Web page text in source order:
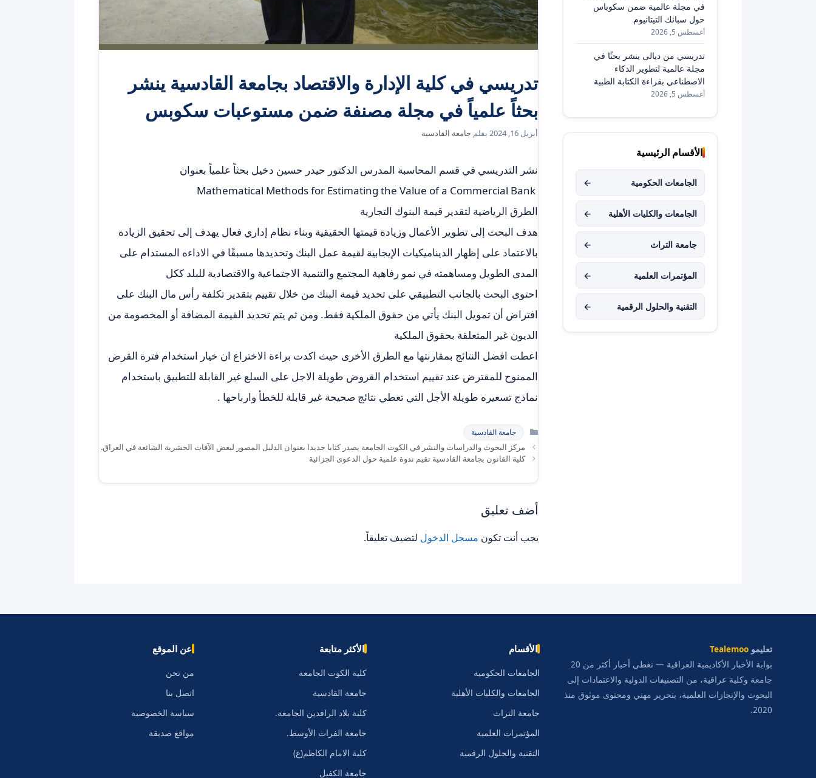
تدريسي في كلية الإدارة والاقتصاد بجامعة القادسية ينشر
بحثاً علمياً في مجلة مصنفة ضمن مستوعبات سكوبس
أبريل 16, 2024 بقلم جامعة القادسية
نشر التدريسي في قسم المحاسبة المدرس الدكتور حيدر حسين دخيل بحثاً علمياً بعنوان
الطرق الرياضية لتقدير قيمة البنوك التجارية
هدف البحث إلى تطوير الأعمال وزيادة قيمتها الحقيقية وبناء نظام إداري فعال يهدف إلى تحقيق الزيادة
بالاعتماد على إظهار الديناميكيات الإيجابية لقيمة عمل البنك وتحديدها مسبقًا في الاداءه المستدام على
المدى الطويل ومساهمته في نمو رفاهية المجتمع والتنمية الاجتماعية والاقتصادية للبلد ككل
احتوى البحث بالجانب التطبيقي على تحديد قيمة البنك من خلال تقييم بتقدير تكلفة رأس مال البنك على
افتراض أن تمويل البنك يأتي من حقوق الملكية فقط. ومن ثم يتم تحديد القيمة المضافة أو المخصومة من
الديون غير المتعلقة بحقوق الملكية
اعطت افضل النتائج بمقارنتها مع الطرق الأخرى حيث اكدت براءة الاختراع ان خيار استخدام فترة القرض
الممنوح للمقترض عند تقييم استخدام القروض طويلة الاجل على السلع غير القابلة للتطبيق باستخدام
نماذج تسعيره طويلة الأجل التي تعطي نتائج صحيحة غير قابلة للخطأ وارباحها .
التصنيفات
جامعة القادسية
مركز البحوث والدراسات والنشر في الكوت الجامعة يصدر كتابا جديدا بعنوان الدليل المصور لبعض الآفات الحشرية الشائعة في العراق.
كلية القانون بجامعة القادسية تقيم ندوة علمية حول الدعوى الجزائية
أضف تعليق
يجب أنت تكون مسجل الدخول لتضيف تعليقاً.
في مجلة عالمية ضمن سكوباس
حول سبائك التيتانيوم
أغسطس 5, 2026
تدريسي من ديالى ينشر بحثًا في
مجلة عالمية لتطوير الذكاء
الاصطناعي بقراءة الكتابة الطبية
أغسطس 5, 2026
الأقسام الرئيسية
الجامعات الحكومية ←
الجامعات والكليات الأهلية ←
جامعة التراث ←
المؤتمرات العلمية ←
التقنية والحلول الرقمية ←
تعليمو Tealemoo
بوابة الأخبار الأكاديمية العراقية — نغطي أخبار أكثر من 20
جامعة وكلية عراقية، من التصنيفات الدولية والاعتمادات إلى
البحوث والإنجازات العلمية، بتحرير مهني ومحتوى موثوق منذ
2020.
الأقسام
الجامعات الحكومية
الجامعات والكليات الأهلية
جامعة التراث
المؤتمرات العلمية
التقنية والحلول الرقمية
الأكثر متابعة
كلية الكوت الجامعة
جامعة القادسية
كلية بلاد الرافدين الجامعة.
جامعة الفرات الأوسط.
كلية الامام الكاظم(ع)
جامعة الكفيل
عن الموقع
من نحن
اتصل بنا
سياسة الخصوصية
مواقع صديقة